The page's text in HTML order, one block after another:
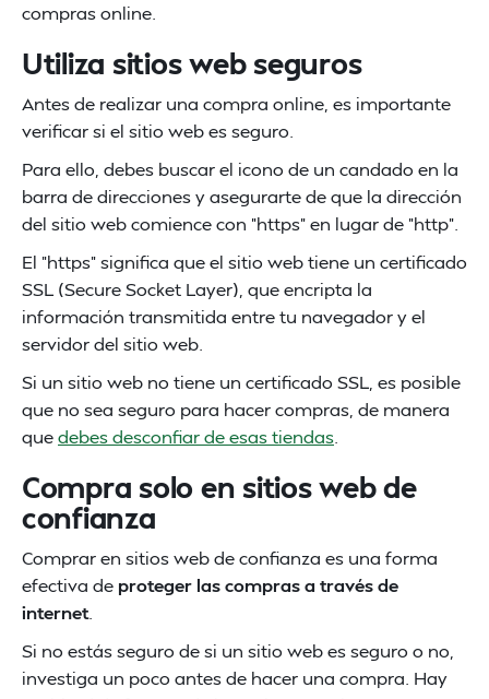
compras online.
Utiliza sitios web seguros
Antes de realizar una compra online, es importante
verificar si el sitio web es seguro.
Para ello, debes buscar el icono de un candado en la
barra de direcciones y asegurarte de que la dirección
del sitio web comience con "https" en lugar de "http".
El "https" significa que el sitio web tiene un certificado
SSL (Secure Socket Layer), que encripta la
información transmitida entre tu navegador y el
servidor del sitio web.
Si un sitio web no tiene un certificado SSL, es posible
que no sea seguro para hacer compras, de manera
quedebes desconfiar de esas tiendas
Compra solo en sitios web de
confianza
Comprar en sitios web de confianza es una forma
efectiva de proteger las compras a través de
internet.
Si no estás seguro de si un sitio web es seguro o no,
investiga un poco antes de hacer una compra. Hay